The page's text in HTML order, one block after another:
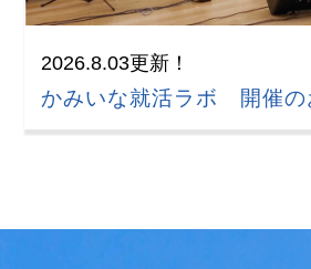
2026.8.03更新！
かみいな就活ラボ 開催の